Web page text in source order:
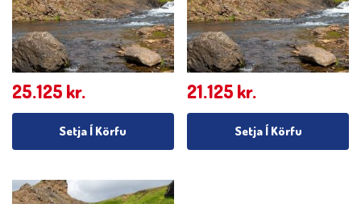
25.125 kr.
Setja Í Körfu
21.125 kr.
Setja Í Körfu